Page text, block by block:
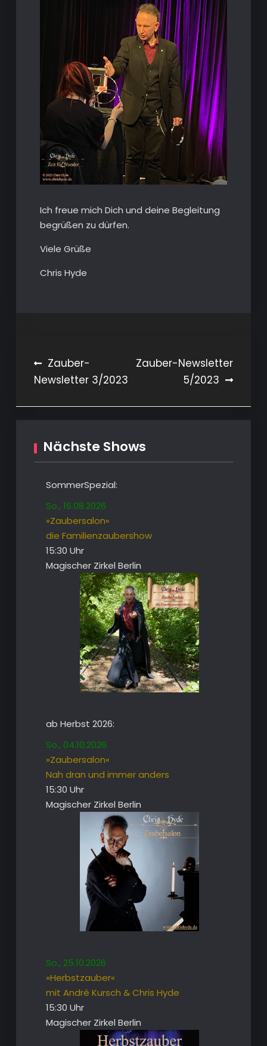
Ich freue mich Dich und deine Begleitung
begrüßen zu dürfen.
Viele Grüße
Chris Hyde
Beitragsnavigation
Zauber-
Newsletter 3/2023
Zauber-Newsletter
5/2023
Nächste Shows
SommerSpezial:
So., 16.08.2026
»Zaubersalon«
die Familienzaubershow
15:30 Uhr
Magischer Zirkel Berlin
ab Herbst 2026:
So., 04.10.2026
»Zaubersalon«
Nah dran und immer anders
15:30 Uhr
Magischer Zirkel Berlin
So., 25.10.2026
»Herbstzauber«
mit André Kursch & Chris Hyde
15:30 Uhr
Magischer Zirkel Berlin